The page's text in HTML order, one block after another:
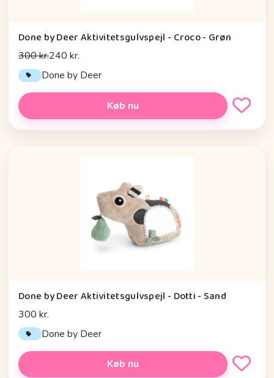
Done by Deer Aktivitetsgulvspejl - Croco - Grøn
300 kr.240 kr.
Done by Deer
Køb nu
Done by Deer Aktivitetsgulvspejl - Dotti - Sand
300 kr.
Done by Deer
Køb nu